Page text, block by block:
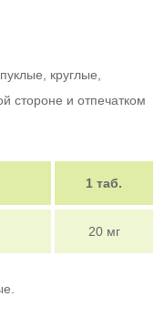
круглые,
стороне и отпечатком
1 таб.
20 мг